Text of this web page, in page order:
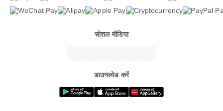
सोशल मीडिया
डाउनलोड करें